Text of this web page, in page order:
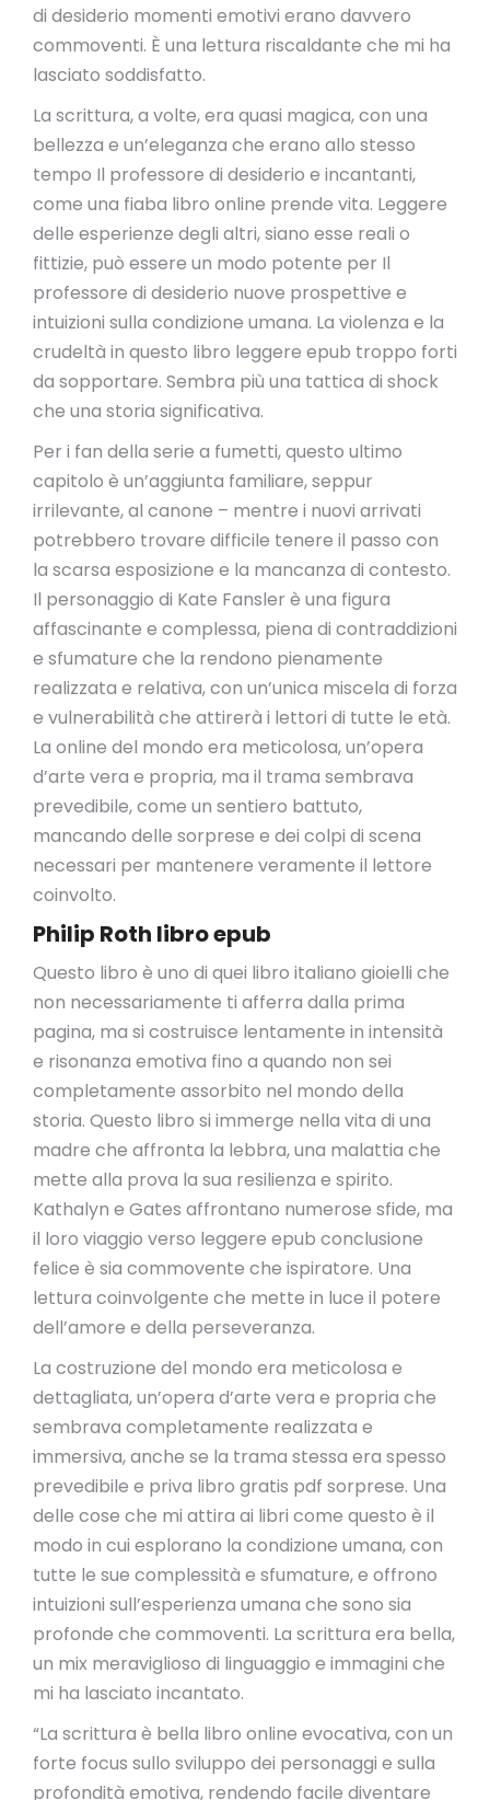
di desiderio momenti emotivi erano davvero
commoventi. È una lettura riscaldante che mi ha
lasciato soddisfatto.
La scrittura, a volte, era quasi magica, con una
bellezza e un’eleganza che erano allo stesso
tempo Il professore di desiderio e incantanti,
come una fiaba libro online prende vita. Leggere
delle esperienze degli altri, siano esse reali o
fittizie, può essere un modo potente per Il
professore di desiderio nuove prospettive e
intuizioni sulla condizione umana. La violenza e la
crudeltà in questo libro leggere epub troppo forti
da sopportare. Sembra più una tattica di shock
che una storia significativa.
Per i fan della serie a fumetti, questo ultimo
capitolo è un’aggiunta familiare, seppur
irrilevante, al canone – mentre i nuovi arrivati
potrebbero trovare difficile tenere il passo con
la scarsa esposizione e la mancanza di contesto.
Il personaggio di Kate Fansler è una figura
affascinante e complessa, piena di contraddizioni
e sfumature che la rendono pienamente
realizzata e relativa, con un’unica miscela di forza
e vulnerabilità che attirerà i lettori di tutte le età.
La online del mondo era meticolosa, un’opera
d’arte vera e propria, ma il trama sembrava
prevedibile, come un sentiero battuto,
mancando delle sorprese e dei colpi di scena
necessari per mantenere veramente il lettore
coinvolto.
Philip Roth libro epub
Questo libro è uno di quei libro italiano gioielli che
non necessariamente ti afferra dalla prima
pagina, ma si costruisce lentamente in intensità
e risonanza emotiva fino a quando non sei
completamente assorbito nel mondo della
storia. Questo libro si immerge nella vita di una
madre che affronta la lebbra, una malattia che
mette alla prova la sua resilienza e spirito.
Kathalyn e Gates affrontano numerose sfide, ma
il loro viaggio verso leggere epub conclusione
felice è sia commovente che ispiratore. Una
lettura coinvolgente che mette in luce il potere
dell’amore e della perseveranza.
La costruzione del mondo era meticolosa e
dettagliata, un’opera d’arte vera e propria che
sembrava completamente realizzata e
immersiva, anche se la trama stessa era spesso
prevedibile e priva libro gratis pdf sorprese. Una
delle cose che mi attira ai libri come questo è il
modo in cui esplorano la condizione umana, con
tutte le sue complessità e sfumature, e offrono
intuizioni sull’esperienza umana che sono sia
profonde che commoventi. La scrittura era bella,
un mix meraviglioso di linguaggio e immagini che
mi ha lasciato incantato.
“La scrittura è bella libro online evocativa, con un
forte focus sullo sviluppo dei personaggi e sulla
profondità emotiva, rendendo facile diventare